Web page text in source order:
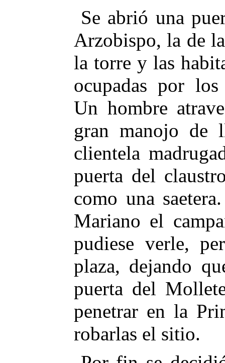
Se abrió una
Arzobispo, la de
la torre y las
ocupadas por
Un hombre
gran manojo de
clientela
puerta del
como una
Mariano el
pudiese verle,
plaza, dejando
puerta del
penetrar en la
robarlas el sitio.